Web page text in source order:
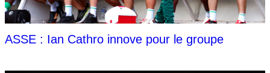
ASSE : Ian Cathro innove pour le groupe